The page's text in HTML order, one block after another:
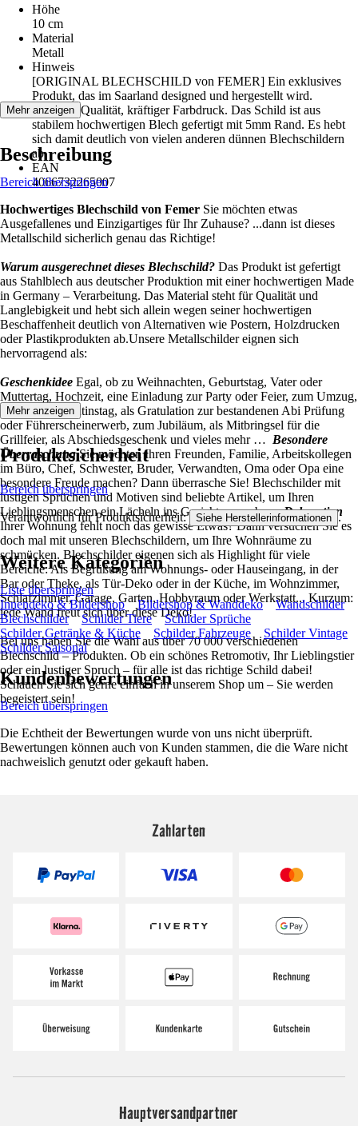
Höhe
10 cm
Material
Metall
Hinweis
[ORIGINAL BLECHSCHILD von FEMER] Ein exklusives
Produkt, das im Saarland designed und hergestellt wird.
Premium Qualität, kräftiger Farbdruck. Das Schild ist aus
stabilem hochwertigen Blech gefertigt mit 5mm Rand. Es hebt
sich damit deutlich von vielen anderen dünnen Blechschildern
ab.
EAN
4066732265007
Mehr anzeigen
Beschreibung
Bereich überspringen
Hochwertiges Blechschild von Femer Sie möchten etwas
Ausgefallenes und Einzigartiges für Ihr Zuhause? ...dann ist dieses
Metallschild sicherlich genau das Richtige!
Warum ausgerechnet dieses Blechschild? Das Produkt ist gefertigt
aus Stahlblech aus deutscher Produktion mit einer hochwertigen Made
in Germany – Verarbeitung. Das Material steht für Qualität und
Langlebigkeit und hebt sich allein wegen seiner hochwertigen
Beschaffenheit deutlich von Alternativen wie Postern, Holzdrucken
oder Plastikprodukten ab.Unsere Metallschilder eignen sich
hervorragend als:
Geschenkidee Egal, ob zu Weihnachten, Geburtstag, Vater oder
Muttertag, Hochzeit, eine Einladung zur Party oder Feier, zum Umzug,
Karneval, Valentinstag, als Gratulation zur bestandenen Abi Prüfung
oder Führerscheinerwerb, zum Jubiläum, als Mitbringsel für die
Grillfeier, als Abschiedsgeschenk und vieles mehr … Besondere
ÜberraschungSie möchten Ihren Freunden, Familie, Arbeitskollegen
im Büro, Chef, Schwester, Bruder, Verwandten, Oma oder Opa eine
besondere Freude machen? Dann überrasche Sie! Blechschilder mit
lustigen Sprüchen und Motiven sind beliebte Artikel, um Ihren
Lieblingsmenschen ein Lächeln ins Gesicht zu zaubern.Dekoration
Ihrer Wohnung fehlt noch das gewisse Etwas? Dann versuchen Sie es
doch mal mit unseren Blechschildern, um Ihre Wohnräume zu
schmücken. Blechschilder eigenen sich als Highlight für viele
Bereiche: Als Begrüßung am Wohnungs- oder Hauseingang, in der
Bar oder Theke, als Tür-Deko oder in der Küche, im Wohnzimmer,
Schlafzimmer, Garage, Garten, Hobbyraum oder Werkstatt... Kurzum:
jede Wand freut sich über diese Deko!
Bei uns haben Sie die Wahl aus über 70 000 verschiedenen
Blechschild – Produkten. Ob ein schönes Retromotiv, Ihr Lieblingstier
oder ein lustiger Spruch – für alle ist das richtige Schild dabei!
Schauen Sie sich gerne einfach in unserem Shop um – Sie werden
begeistert sein!
Mehr anzeigen
Produktsicherheit
Bereich überspringen
Verantwortlich für Produktsicherheit: Siehe Herstellerinformationen .
Weitere Kategorien
Liste überspringen
Innendeko & Bildershop
Bildershop & Wanddeko
Wandschilder
Blechschilder
Schilder Tiere
Schilder Sprüche
Schilder Getränke & Küche
Schilder Fahrzeuge
Schilder Vintage
Schilder Saisonal
Kundenbewertungen
Bereich überspringen
Die Echtheit der Bewertungen wurde von uns nicht überprüft.
Bewertungen können auch von Kunden stammen, die die Ware nicht
nachweislich genutzt oder gekauft haben.
Zahlarten
Hauptversandpartner